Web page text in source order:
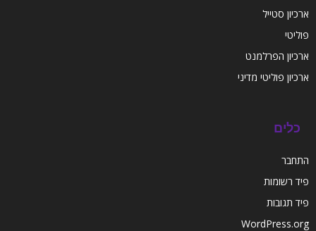
ארכיון סטייל
פוליטי
ארכיון הפרלמנט
ארכיון פוליטי מדיני
כלים
התחבר
פיד רשומות
פיד תגובות
WordPress.org